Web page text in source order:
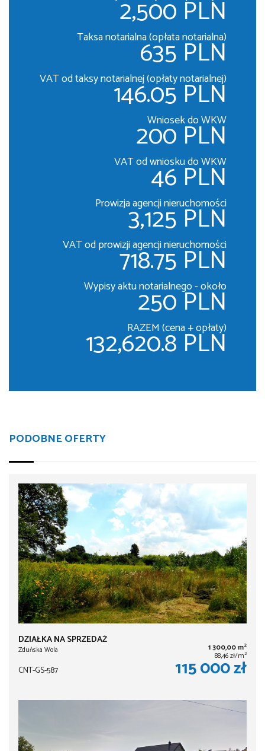
2,500 PLN
Taksa notarialna (opłata notarialna)
635 PLN
VAT od taksy notarialnej (opłaty notarialnej)
146.05 PLN
Wniosek do WKW
200 PLN
VAT od wniosku do WKW
46 PLN
Prowizja agencji nieruchomości
3,125 PLN
VAT od prowizji agencji nieruchomości
718.75 PLN
Wypisy aktu notarialnego - około
250 PLN
RAZEM (cena + opłaty)
132,620.8 PLN
PODOBNE OFERTY
DZIAŁKA NA SPRZEDAŻ
Zduńska Wola 1 300,00 m2
88,46 zł/m2
CNT-GS-587 115 000 zł